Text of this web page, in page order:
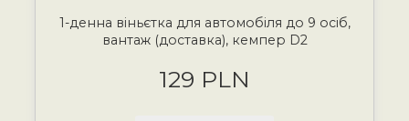
1-денна віньєтка для автомобіля до 9 осіб,
вантаж (доставка), кемпер D2
129 PLN